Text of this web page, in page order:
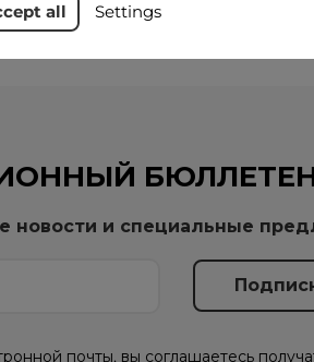
новости и специальные
почты, вы соглашаетесь
all Settings